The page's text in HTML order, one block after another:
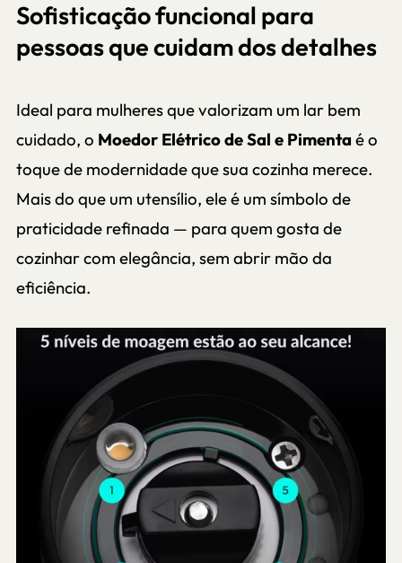
Sofisticação funcional para
pessoas que cuidam dos detalhes
Ideal para mulheres que valorizam um lar bem
cuidado, o Moedor Elétrico de Sal e Pimenta é o
toque de modernidade que sua cozinha merece.
Mais do que um utensílio, ele é um símbolo de
praticidade refinada — para quem gosta de
cozinhar com elegância, sem abrir mão da
eficiência.